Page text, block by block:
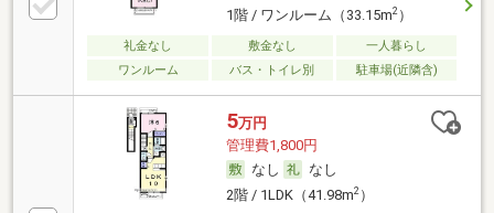
1階 / ワンルーム（33.15m2）
礼金なし 敷金なし
一人暮らし
ワンルーム
バス・トイレ別 駐車場(近隣含)
5万円
管理費1,800円
なし
なし
2階 / 1LDK（41.98m2）